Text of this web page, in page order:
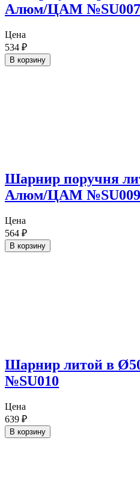
Алюм/ЦАМ №SU007
Цена
534 ₽
В корзину
Шарнир поручня
Алюм/ЦАМ №SU009
Цена
564 ₽
В корзину
Шарнир литой в
№SU010
Цена
639 ₽
В корзину